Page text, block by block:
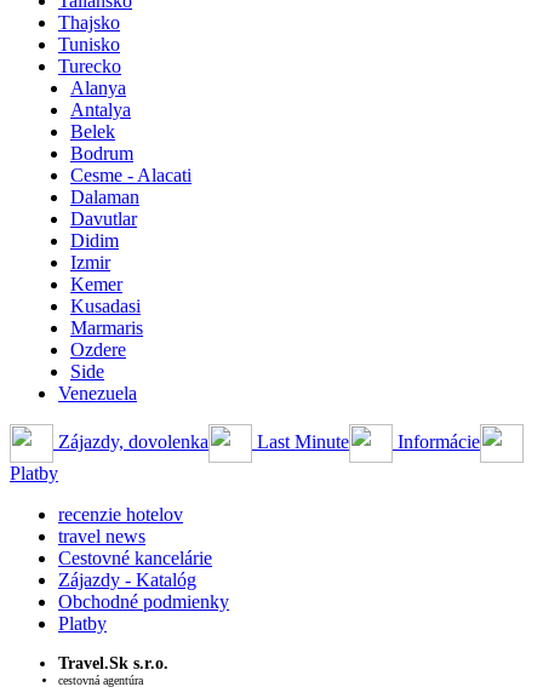
Thajsko
Tunisko
Turecko
Alanya
Antalya
Belek
Bodrum
Cesme - Alacati
Dalaman
Davutlar
Didim
Izmir
Kemer
Kusadasi
Marmaris
Ozdere
Side
Venezuela
Zájazdy, dovolenka Last Minute
Informácie
Platby
recenzie hotelov
travel news
Cestovné kancelárie
Zájazdy - Katalóg
Obchodné podmienky
Platby
Travel.Sk s.r.o.
cestovná agentúra